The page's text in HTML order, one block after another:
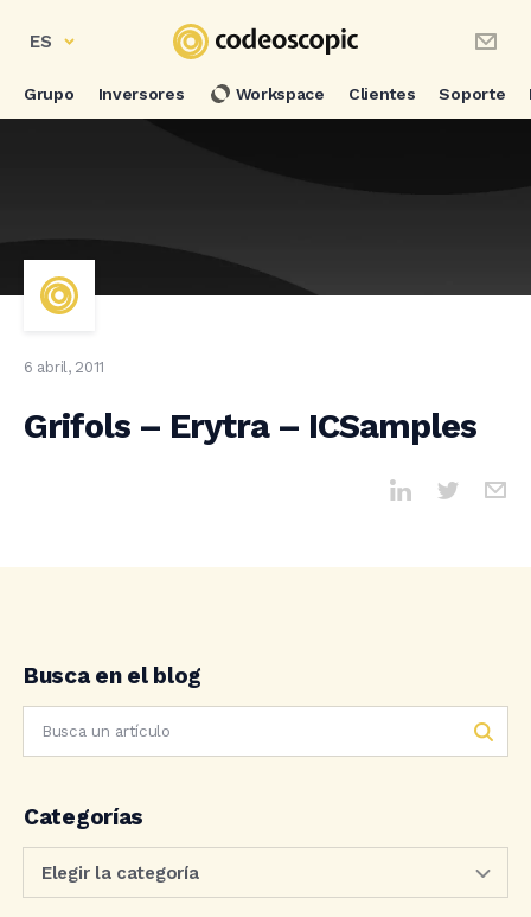
ES
Grupo Inversores Workspace Clientes Soporte
6 abril, 2011
Grifols – Erytra – ICSamples
Busca en el blog
Categorías